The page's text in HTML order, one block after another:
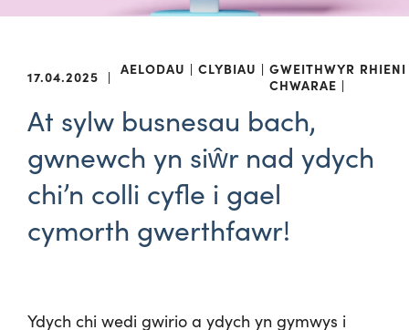
17.04.2025 | AELODAU CLYBIAU
GWEITHWYR
CHWARAE
RHIENI
At sylw busnesau bach,
gwnewch yn siŵr nad ydych
chi’n colli cyfle i gael
cymorth gwerthfawr!
Ydych chi wedi gwirio a ydych yn gymwys i